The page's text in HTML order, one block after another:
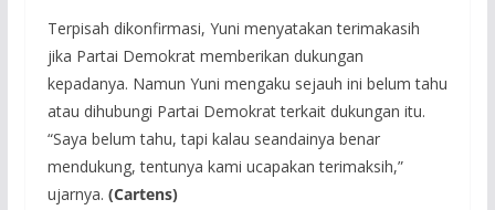
Terpisah dikonfirmasi, Yuni menyatakan terimakasih
jika Partai Demokrat memberikan dukungan
kepadanya. Namun Yuni mengaku sejauh ini belum tahu
atau dihubungi Partai Demokrat terkait dukungan itu.
“Saya belum tahu, tapi kalau seandainya benar
mendukung, tentunya kami ucapakan terimaksih,”
ujarnya. (Cartens)